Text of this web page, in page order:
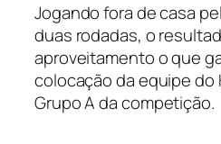
Jogando fora de casa
duas rodadas, o
aproveitamento o que
colocação da equipe do
Grupo A da competição.